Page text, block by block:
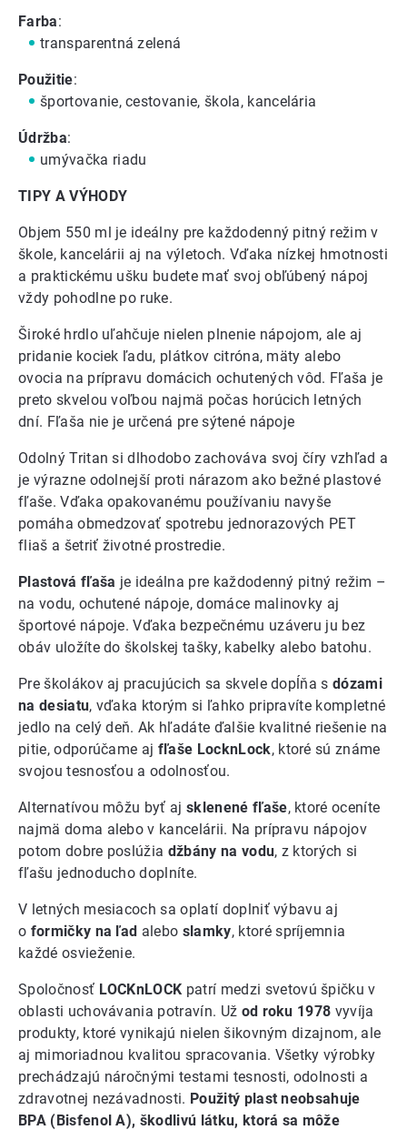
Farba:
transparentná zelená
Použitie:
športovanie, cestovanie, škola, kancelária
Údržba:
umývačka riadu
TIPY A VÝHODY
Objem 550 ml je ideálny pre každodenný pitný režim v
škole, kancelárii aj na výletoch. Vďaka nízkej hmotnosti
a praktickému ušku budete mať svoj obľúbený nápoj
vždy pohodlne po ruke.
Široké hrdlo uľahčuje nielen plnenie nápojom, ale aj
pridanie kociek ľadu, plátkov citróna, mäty alebo
ovocia na prípravu domácich ochutených vôd. Fľaša je
preto skvelou voľbou najmä počas horúcich letných
dní. Fľaša nie je určená pre sýtené nápoje
Odolný Tritan si dlhodobo zachováva svoj číry vzhľad a
je výrazne odolnejší proti nárazom ako bežné plastové
fľaše. Vďaka opakovanému používaniu navyše
pomáha obmedzovať spotrebu jednorazových PET
fliaš a šetriť životné prostredie.
Plastová fľaša je ideálna pre každodenný pitný režim –
na vodu, ochutené nápoje, domáce malinovky aj
športové nápoje. Vďaka bezpečnému uzáveru ju bez
obáv uložíte do školskej tašky, kabelky alebo batohu.
Pre školákov aj pracujúcich sa skvele dopĺňa s dózami
na desiatu, vďaka ktorým si ľahko pripravíte kompletné
jedlo na celý deň. Ak hľadáte ďalšie kvalitné riešenie na
pitie, odporúčame aj fľaše LocknLock, ktoré sú známe
svojou tesnosťou a odolnosťou.
Alternatívou môžu byť aj sklenené fľaše, ktoré oceníte
najmä doma alebo v kancelárii. Na prípravu nápojov
potom dobre poslúžia džbány na vodu, z ktorých si
fľašu jednoducho doplníte.
V letných mesiacoch sa oplatí doplniť výbavu aj
o formičky na ľad alebo slamky, ktoré spríjemnia
každé osvieženie.
Spoločnosť LOCKnLOCK patrí medzi svetovú špičku v
oblasti uchovávania potravín. Už od roku 1978 vyvíja
produkty, ktoré vynikajú nielen šikovným dizajnom, ale
aj mimoriadnou kvalitou spracovania. Všetky výrobky
prechádzajú náročnými testami tesnosti, odolnosti a
zdravotnej nezávadnosti. Použitý plast neobsahuje
BPA (Bisfenol A), škodlivú látku, ktorá sa môže